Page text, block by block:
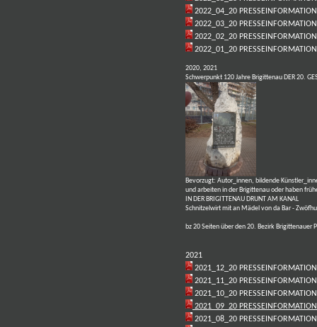
2022_04_20 PRESSEINFORMATION
2022_03_20 PRESSEINFORMATION
2022_02_20 PRESSEINFORMATION
2022_01_20 PRESSEINFORMATION
2020, 2021
Schwerpunkt 120 Jahre Brigittenau DER 20.
Bevorzugt: Autor_innen, bildende
und arbeiten in der Brigittenau oder haben
IN DER BRIGITTENAU DRUNT AM KANAL
Schnitzelwirt mit an Mädel von da Bar -
bz 20 Seiten über den 20. Bezirk Brigittenauer
2021
2021_12_20 PRESSEINFORMATION
2021_11_20 PRESSEINFORMATION
2021_10_20 PRESSEINFORMATION
2021_09_20 PRESSEINFORMATION
2021_08_20 PRESSEINFORMATION